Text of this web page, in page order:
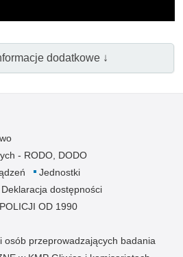
dodatkowe ↓
- RODO, DODO
Jednostki
Deklaracja dostępności
OD 1990
osób przeprowadzających badania